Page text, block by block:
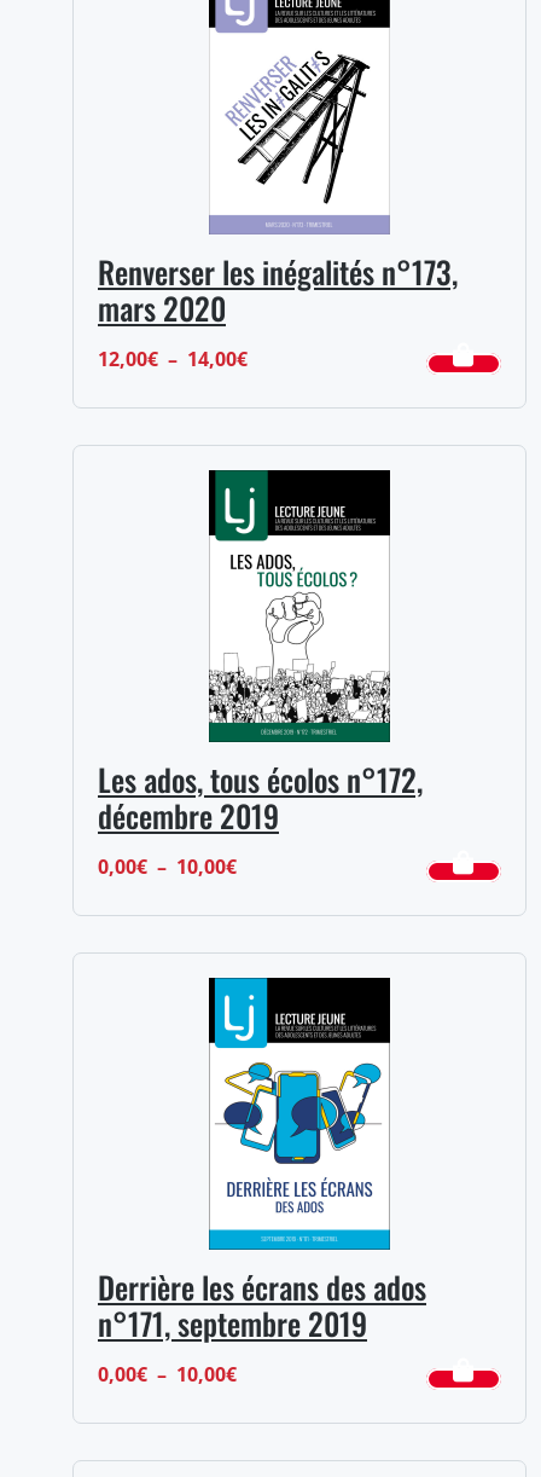
Renverser les inégalités n°173,
mars 2020
12,00€ – 14,00€Plage
12,00€
14,00€
Les ados, tous écolos n°172,
décembre 2019
0,00€ – 10,00€Plage
0,00€
à
10,00€
Derrière les écrans des ados
n°171, septembre 2019
0,00€ – 10,00€Plage